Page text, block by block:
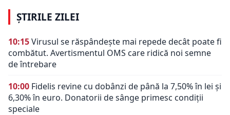
ȘTIRILE ZILEI
10:15Virusul se răspândește mai repede decât poate fi
combătut. Avertismentul OMS care ridică noi semne
de întrebare
10:00 Fidelis revine cu dobânzi de până la 7,50% în lei și
6,30% în euro. Donatorii de sânge primesc condiții
speciale